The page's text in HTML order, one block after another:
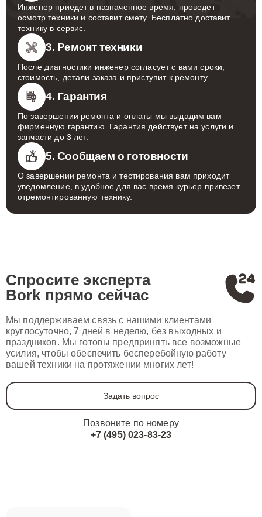
Инженер приедет в назначенное время, проведет
осмотр техники и составит смету. Бесплатно доставит
технику в сервис.
3. Ремонт техники
После диагностики инженер согласует с вами сроки,
стоимость, детали заказа и приступит к ремонту.
4. Гарантия
По завершении ремонта и оплаты мы выдадим вам
фирменную гарантию. Гарантия действует на услуги и
запчасти до 3 лет.
5. Сообщаем о готовности
О завершении ремонта и тестирования вам приходит
уведомление, в удобное для вас время курьер привезет
отремонтированную технику.
Спросите эксперта
Bork прямо сейчас
Мы поддерживаем связь с нашими клиентами
круглосуточно, 7 дней в неделю, без выходных и
праздников. Мы готовы предпринять все возможные
усилия, чтобы обеспечить бесперебойную работу
вашей техники на протяжении многих лет!
Задать вопрос
Позвоните по номеру
+7 (495) 023-83-23